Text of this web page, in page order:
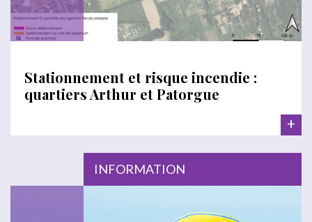
Stationnement et risque incendie :
quartiers Arthur et Patorgue
+
INFORMATION